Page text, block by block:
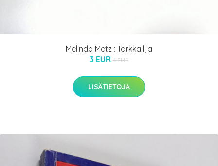
Melinda Metz : Tarkkailija
3 EUR 4 EUR
LISÄTIETOJA